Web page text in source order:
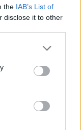
the IAB’s List of
disclose it to other